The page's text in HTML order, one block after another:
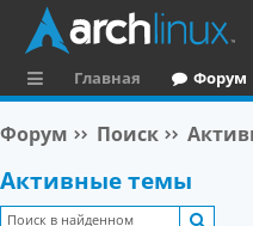
ы
л
к
Главная Форум
Форум Поиск
Активные темы